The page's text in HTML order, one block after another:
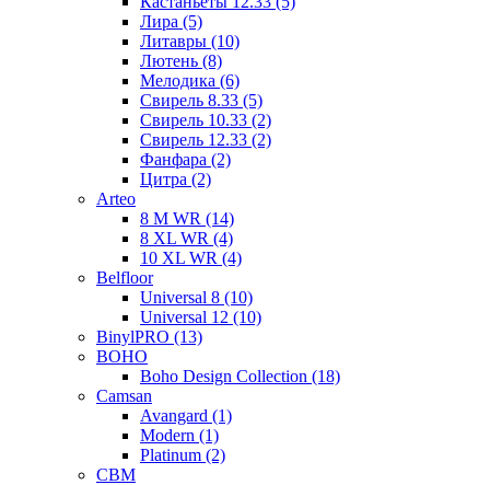
Лира (5)
Литавры (10)
Лютень (8)
Мелодика (6)
Свирель 8.33 (5)
Свирель 10.33 (2)
Свирель 12.33 (2)
Фанфара (2)
Цитра (2)
Arteo
8 M WR (14)
8 XL WR (4)
10 XL WR (4)
Belfloor
Universal 8 (10)
Universal 12 (10)
BinylPRO (13)
BOHO
Boho Design Collection (18)
Camsan
Avangard (1)
Modern (1)
Platinum (2)
CBM